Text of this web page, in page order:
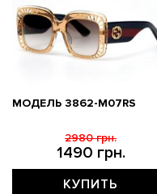
МОДЕЛЬ 3862-M07RS
1490 грн.
2980 грн.
КУПИТЬ